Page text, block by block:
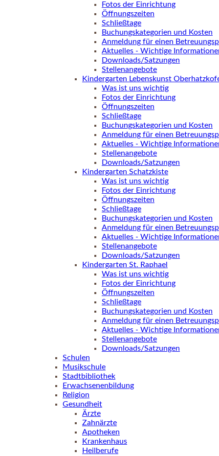
Fotos der Einrichtung
Öffnungszeiten
Schließtage
Buchungskategorien und Kosten
Anmeldung für einen
Aktuelles - Wichtige
Downloads/Satzungen
Stellenangebote
Kindergarten Lebenskunst
Was ist uns wichtig
Fotos der Einrichtung
Öffnungszeiten
Schließtage
Buchungskategorien und Kosten
Anmeldung für einen
Aktuelles - Wichtige
Stellenangebote
Downloads/Satzungen
Kindergarten Schatzkiste
Was ist uns wichtig
Fotos der Einrichtung
Öffnungszeiten
Schließtage
Buchungskategorien und Kosten
Anmeldung für einen
Aktuelles - Wichtige
Stellenangebote
Downloads/Satzungen
Kindergarten St. Raphael
Was ist uns wichtig
Fotos der Einrichtung
Öffnungszeiten
Schließtage
Buchungskategorien und Kosten
Anmeldung für einen
Aktuelles - Wichtige
Stellenangebote
Downloads/Satzungen
Schulen
Musikschule
Stadtbibliothek
Erwachsenenbildung
Religion
Gesundheit
Ärzte
Zahnärzte
Apotheken
Krankenhaus
Heilberufe